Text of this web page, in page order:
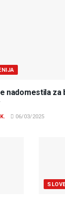
nadomestila za
06/03/2025